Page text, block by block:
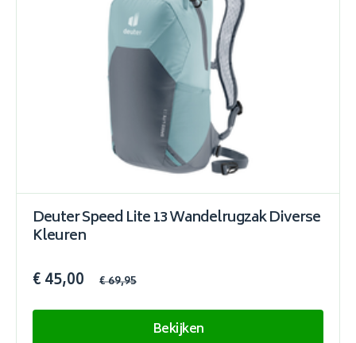
Deuter Speed Lite 13 Wandelrugzak Diverse
Kleuren
€ 45,00 € 69,95
Bekijken